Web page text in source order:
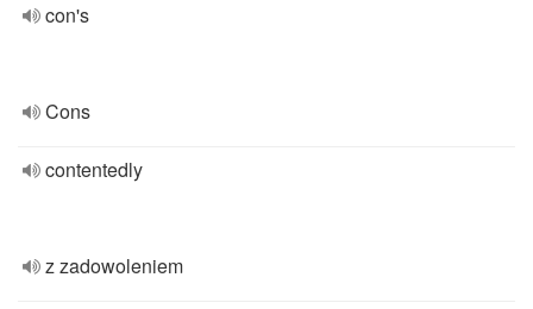
con's
Cons
contentedly
z zadowoleniem